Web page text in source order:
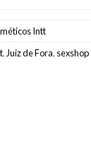
Intt
, Juiz de Fora, sexshop